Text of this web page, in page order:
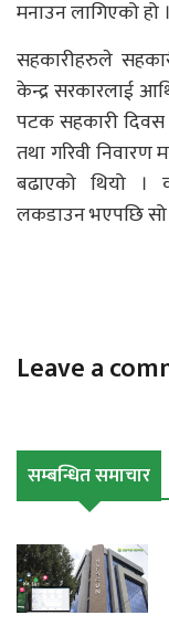
मनाउन लागिएको हो ।
सहकारीहरुले
केन्द्र सरकारलाई
पटक सहकारी दिवस
तथा गरिवी निवारण
बढाएको थियो ।
लकडाउन भएपछि सो
Leave a
सम्बन्धित समाचार